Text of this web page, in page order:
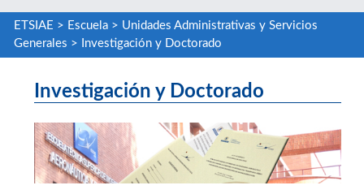
ETSIAE > Escuela> Unidades Administrativas y Servicios
Generales > Investigación y Doctorado
Investigación y Doctorado